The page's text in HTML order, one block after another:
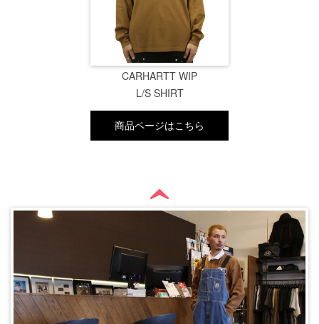
CARHARTT WIP
L/S SHIRT
商品ページはこちら